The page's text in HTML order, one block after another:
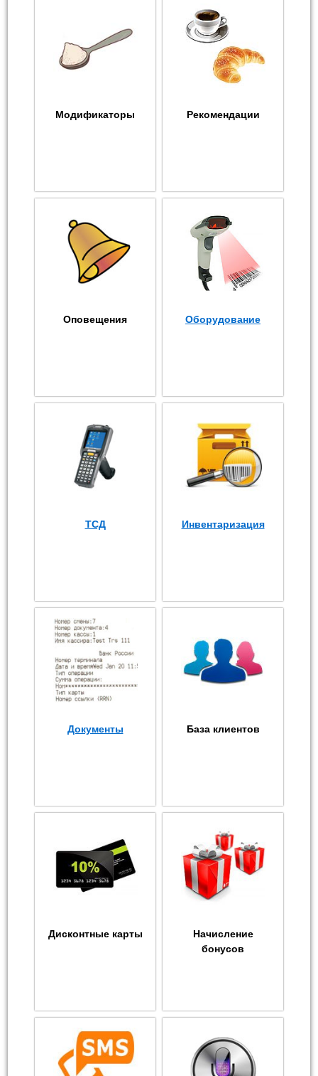
Модификаторы Рекомендации
Оповещения Оборудование
ТСД Инвентаризация
Документы База клиентов
Дисконтные карты
Начисление
бонусов